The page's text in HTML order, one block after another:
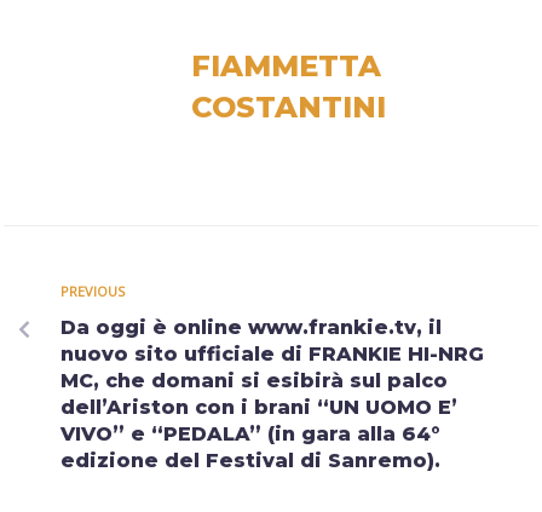
FIAMMETTA
COSTANTINI
PREVIOUS
Da oggi è online www.frankie.tv, il
nuovo sito ufficiale di FRANKIE HI-NRG
MC, che domani si esibirà sul palco
dell’Ariston con i brani “UN UOMO E’
VIVO” e “PEDALA” (in gara alla 64°
edizione del Festival di Sanremo).